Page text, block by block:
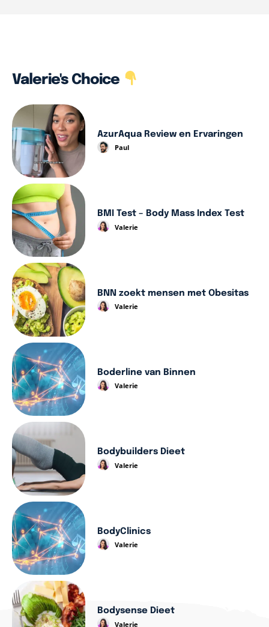
Valerie's Choice
AzurAqua Review en Ervaringen
Paul
BMI Test – Body Mass Index Test
Valerie
BNN zoekt mensen met Obesitas
Valerie
Boderline van Binnen
Valerie
Bodybuilders Dieet
Valerie
BodyClinics
Valerie
Bodysense Dieet
Valerie